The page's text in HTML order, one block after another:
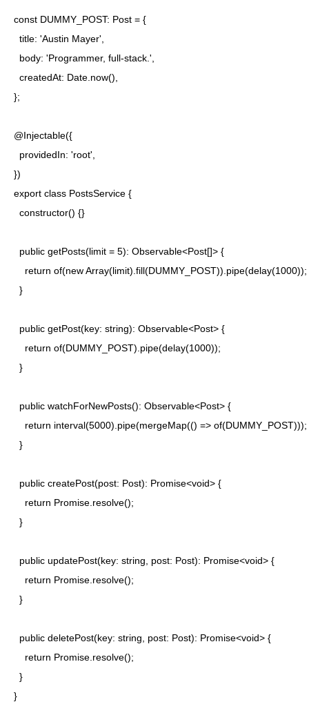
const DUMMY_POST: Post = {
  title: 'Austin Mayer',
  body: 'Programmer, full-stack.',
  createdAt: Date.now(),
};
@Injectable({
  providedIn: 'root',
})
export class PostsService {
  constructor() {}
  public getPosts(limit = 5): Observable<Post[]> {
    return of(new Array(limit).fill(DUMMY_POST)).pipe(delay(1000));
  }
  public getPost(key: string): Observable<Post> {
    return of(DUMMY_POST).pipe(delay(1000));
  }
  public watchForNewPosts(): Observable<Post> {
    return interval(5000).pipe(mergeMap(() => of(DUMMY_POST)));
  }
  public createPost(post: Post): Promise<void> {
    return Promise.resolve();
  }
  public updatePost(key: string, post: Post): Promise<void> {
    return Promise.resolve();
  }
  public deletePost(key: string, post: Post): Promise<void> {
    return Promise.resolve();
  }
}